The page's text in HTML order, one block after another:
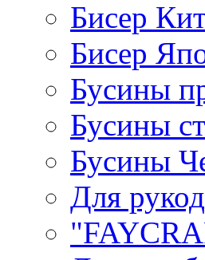
Бисер
Бисер
Бусины
Бусины
Бусины
Для